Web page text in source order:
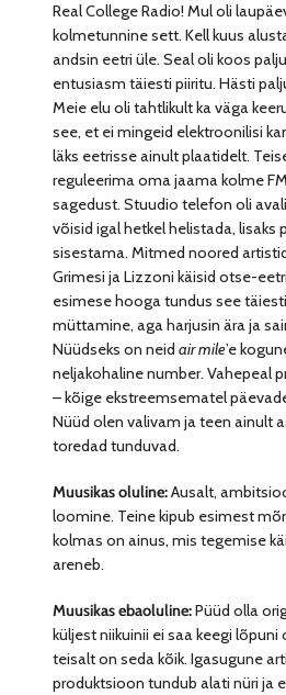
Real College Radio! Mul oli
kolmetunnine sett. Kell kuus
andsin eetri üle. Seal oli koos
entusiasm täiesti piiritu. Hästi
Meie elu oli tahtlikult ka väga
see, et ei mingeid elektroonilisi
läks eetrisse ainult plaatidelt.
reguleerima oma jaama kolme
sagedust. Stuudio telefon oli
võisid igal hetkel helistada, lisaks
sisestama. Mitmed noored
Grimesi ja Lizzoni käisid otse-
esimese hooga tundus see
müttamine, aga harjusin ära ja
Nüüdseks on neidair mile’e
neljakohaline number. Vahepeal
– kõige ekstreemsematel
Nüüd olen valivam ja teen ainult
toredad tunduvad.
Muusikas oluline:Ausalt,
loomine. Teine kipub esimest
kolmas on ainus, mis tegemise
areneb.
Muusikas ebaoluline:Püüd olla
küljest niikuinii ei saa keegi lõpuni
teisalt on seda kõik. Igasugune
produktsioon tundub alati nüri ja